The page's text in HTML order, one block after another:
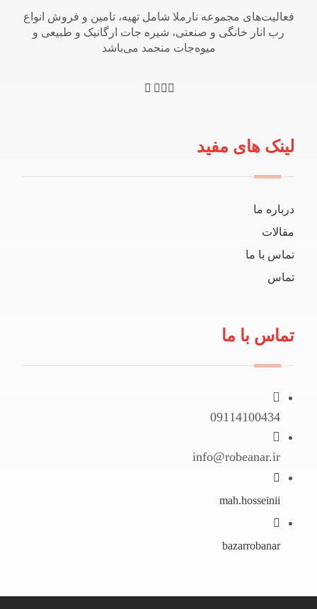
فعالیت‌های مجموعه نارملا شامل تهیه، تامین و فروش انواع
رب انار خانگی و صنعتی، شیره جات ارگانیک و طبیعی و
میوه‌جات منجمد می‌باشد
لینک های مفید
درباره ما
مقالات
تماس با ما
تماس
تماس با ما
09114100434
info@robeanar.ir
mah.hosseinii
bazarrobanar